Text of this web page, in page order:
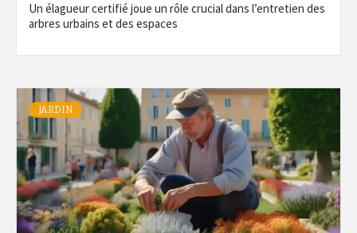
Un élagueur certifié joue un rôle crucial dans l’entretien des
arbres urbains et des espaces
JARDIN